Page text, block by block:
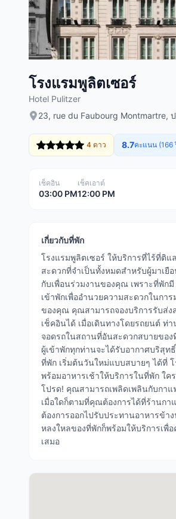
โรงแรมพูลิตเซอร์
Hotel Pulitzer
23, rue du Faubourg Montmartre,
4 ดาว 8.7คะแนน (166
เช็คอิน
03:00 PM
เช็คเอาต์
12:00 PM
เกี่ยวกับที่พัก
โรงแรมพูลิตเซอร์ ให้บริการที่ไร้ที่ติแ
สะดวกที่จำเป็นทั้งหมดสำหรับผู้มาเยื
กับเพื่อนร่วมงานของคุณ เพราะที่พัก
เข้าพักเพื่ออำนวยความสะดวกในกา
ของคุณ คุณสามารถจองบริการรับส่
เช็คอินได้ เมื่อเดินทางโดยรถยนต์ ท่
จอดรถในสถานที่อันสะดวกสบายของ
ผู้เข้าพักทุกท่านจะได้รับอากาศบริสุท
ที่พัก เริ่มต้นวันใหม่แบบสบายๆ ได้ที่
พร้อมอาหารเช้าให้บริการในที่พัก ใ
โปรด! คุณสามารถเพลิดเพลินกับกา
เมื่อใดก็ตามที่คุณต้องการได้ที่ร้านกา
ต้องการออกไปรับประทานอาหารข้า
หลงใหลของที่พักก็พร้อมให้บริการเพื่
เสมอ